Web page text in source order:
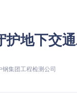
护地下交
钢集团工程检测公司